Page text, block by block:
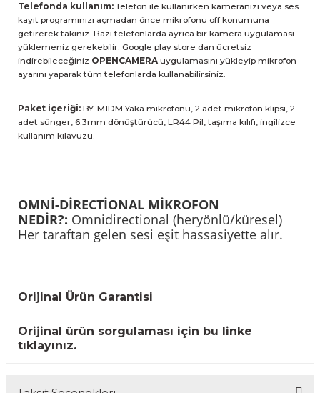
Telefonda kullanım: Telefon ile kullanırken kameranızı veya ses
kayıt programınızı açmadan önce mikrofonu off konumuna
getirerek takınız. Bazı telefonlarda ayrıca bir kamera uygulaması
yüklemeniz gerekebilir. Google play store dan ücretsiz
indirebileceğiniz OPENCAMERA uygulamasını yükleyip mikrofon
ayarını yaparak tüm telefonlarda kullanabilirsiniz.
Paket İçeriği: BY-M1DM Yaka mikrofonu, 2 adet mikrofon klipsi, 2
adet sünger, 6.3mm dönüştürücü, LR44 Pil, taşıma kılıfı, ingilizce
kullanım kılavuzu.
OMNİ-DİRECTİONAL MİKROFON
NEDİR?: Omnidirectional (heryönlü/küresel)
Her taraftan gelen sesi eşit hassasiyette alır.
Orijinal Ürün Garantisi
Orijinal ürün sorgulaması için bu linke
tıklayınız.